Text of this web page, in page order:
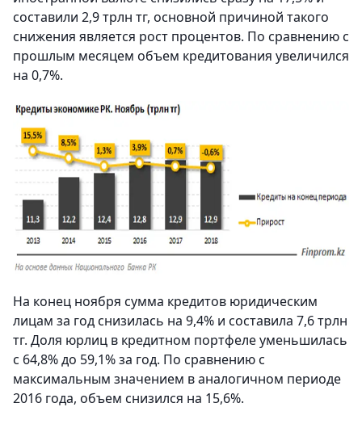
составили 2,9 трлн тг, основной причиной такого
снижения является рост процентов. По сравнению с
прошлым месяцем объем кредитования увеличился
на 0,7%.
На конец ноября сумма кредитов юридическим
лицам за год снизилась на 9,4% и составила 7,6 трлн
тг. Доля юрлиц в кредитном портфеле уменьшилась
с 64,8% до 59,1% за год. По сравнению с
максимальным значением в аналогичном периоде
2016 года, объем снизился на 15,6%.